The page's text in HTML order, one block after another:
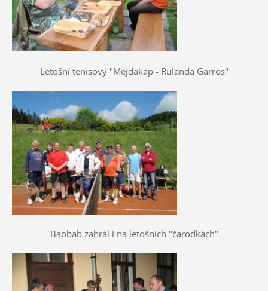
Letošní tenisový "Mejdakap - Rulanda Garros"
Baobab zahrál i na letošních "čarodkách"